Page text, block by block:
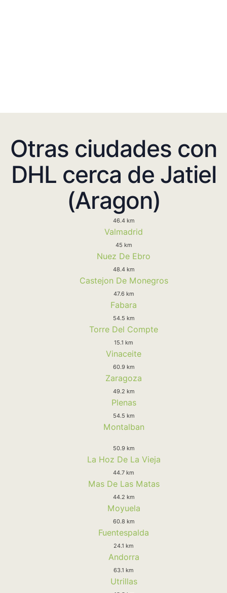
Otras ciudades con
DHL cerca de Jatiel
(Aragon)
46.4 km
Valmadrid
45 km
Nuez De Ebro
48.4 km
Castejon De Monegros
47.6 km
Fabara
54.5 km
Torre Del Compte
15.1 km
Vinaceite
60.9 km
Zaragoza
49.2 km
Plenas
54.5 km
Montalban
50.9 km
La Hoz De La Vieja
44.7 km
Mas De Las Matas
44.2 km
Moyuela
60.8 km
Fuentespalda
24.1 km
Andorra
63.1 km
Utrillas